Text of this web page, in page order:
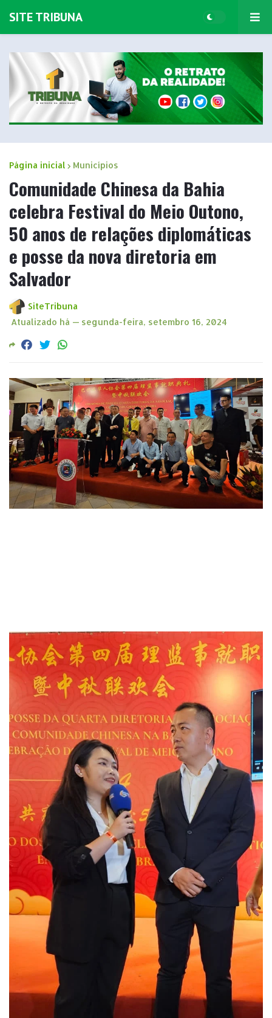
SITE TRIBUNA
Página inicial Municípios
Comunidade Chinesa da Bahia
celebra Festival do Meio Outono,
50 anos de relações diplomáticas
e posse da nova diretoria em
Salvador
SiteTribuna
Atualizado há — segunda-feira, setembro 16, 2024